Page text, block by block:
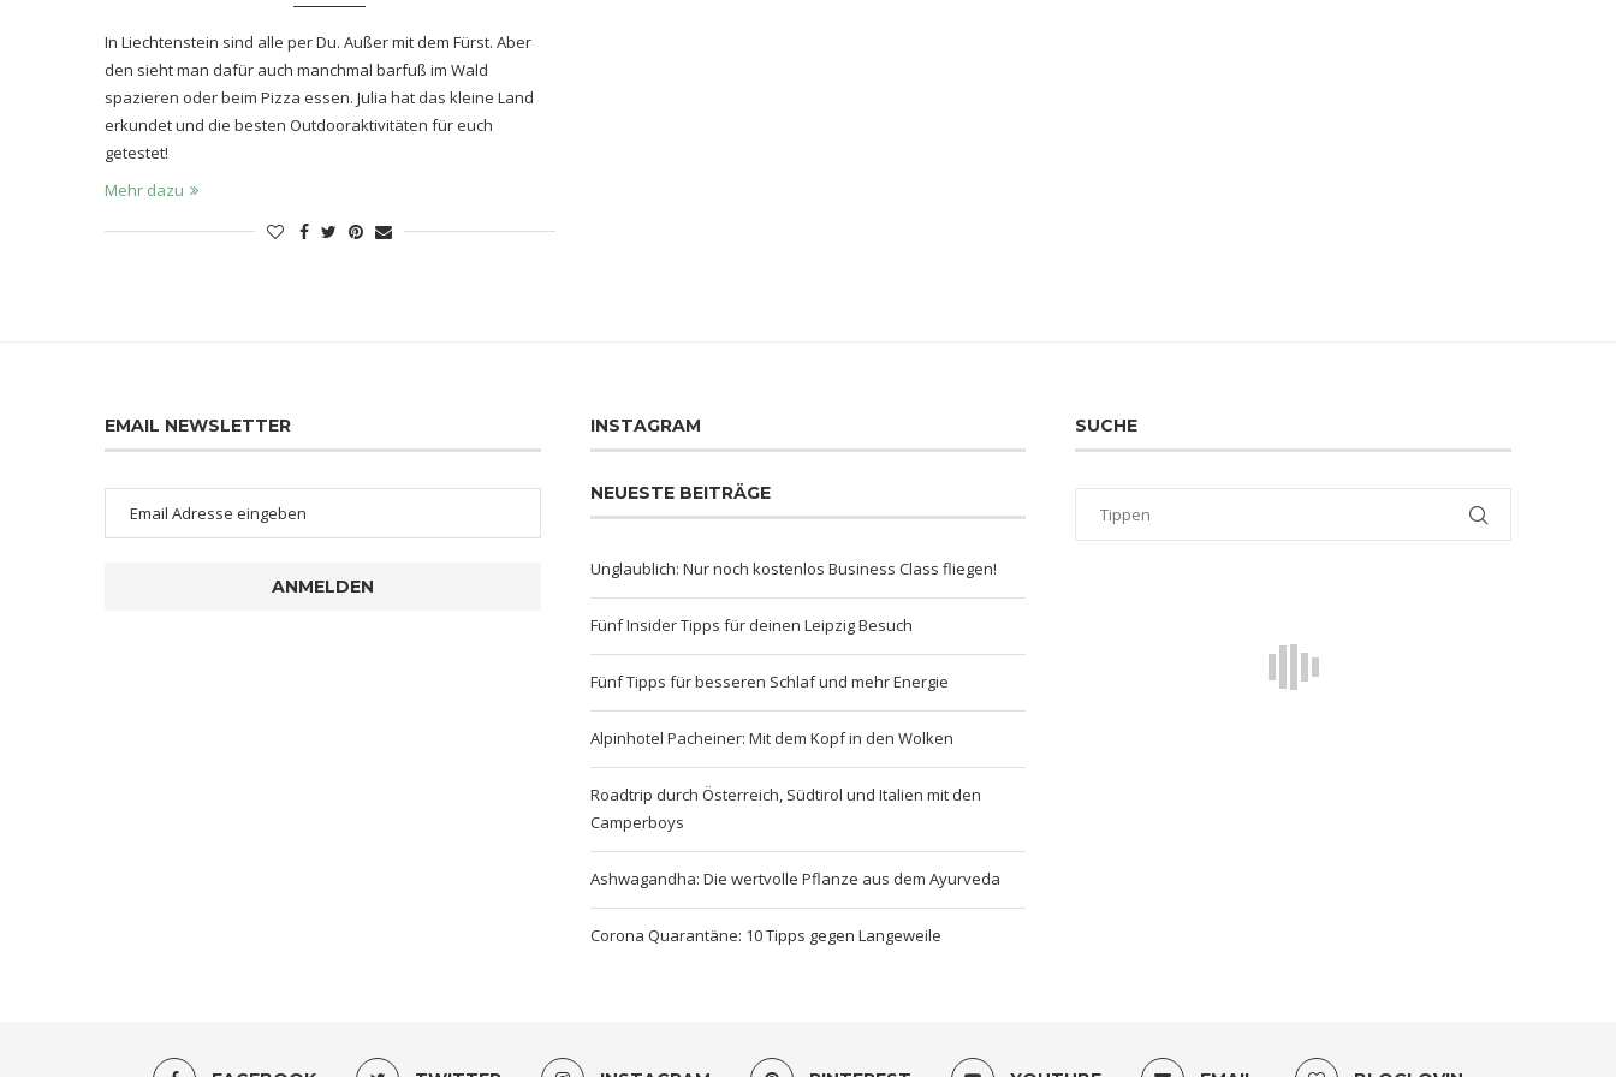
In Liechtenstein sind alle per Du. Außer mit dem Fürst. Aber
den sieht man dafür auch manchmal barfuß im Wald
spazieren oder beim Pizza essen. Julia hat das kleine Land
erkundet und die besten Outdooraktivitäten für euch
getestet!
Mehr dazu
EMAIL NEWSLETTER
ANMELDEN
INSTAGRAM
NEUESTE BEITRÄGE
Unglaublich: Nur noch kostenlos Business Class fliegen!
Fünf Insider Tipps für deinen Leipzig Besuch
Fünf Tipps für besseren Schlaf und mehr Energie
Alpinhotel Pacheiner: Mit dem Kopf in den Wolken
Roadtrip durch Österreich, Südtirol und Italien mit den
Camperboys
Ashwagandha: Die wertvolle Pflanze aus dem Ayurveda
Corona Quarantäne: 10 Tipps gegen Langeweile
SUCHE